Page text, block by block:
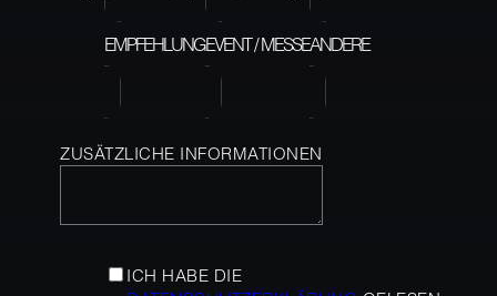
EMPFEHLUNGEVENT / MESSEANDERE
ZUSÄTZLICHE INFORMATIONEN
ICH HABE DIE